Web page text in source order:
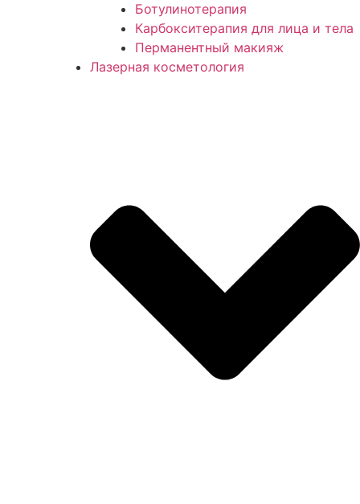
Ботулинотерапия
Карбокситерапия для лица и тела
Перманентный макияж
Лазерная косметология